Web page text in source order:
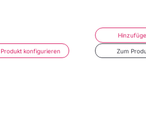
Produkt konfigurieren Zum